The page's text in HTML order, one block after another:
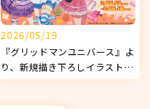
2026/05/19
『グリッドマンユニバース』よ
り、新規描き下ろしイラストを
使用したオリジナルグッズが発